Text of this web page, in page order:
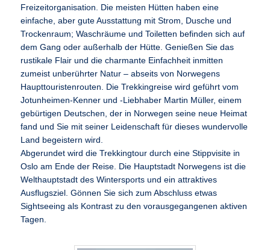
Freizeitorganisation. Die meisten Hütten haben eine
einfache, aber gute Ausstattung mit Strom, Dusche und
Trockenraum; Waschräume und Toiletten befinden sich auf
dem Gang oder außerhalb der Hütte. Genießen Sie das
rustikale Flair und die charmante Einfachheit inmitten
zumeist unberührter Natur – abseits von Norwegens
Haupttouristenrouten. Die Trekkingreise wird geführt vom
Jotunheimen-Kenner und -Liebhaber Martin Müller, einem
gebürtigen Deutschen, der in Norwegen seine neue Heimat
fand und Sie mit seiner Leidenschaft für dieses wundervolle
Land begeistern wird.
Abgerundet wird die Trekkingtour durch eine Stippvisite in
Oslo am Ende der Reise. Die Hauptstadt Norwegens ist die
Welthauptstadt des Wintersports und ein attraktives
Ausflugsziel. Gönnen Sie sich zum Abschluss etwas
Sightseeing als Kontrast zu den vorausgegangenen aktiven
Tagen.